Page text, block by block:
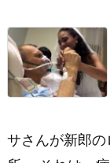
サさんが新郎